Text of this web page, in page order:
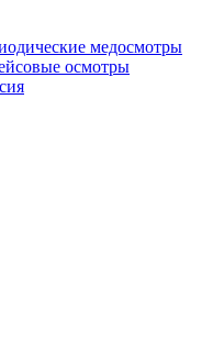
медосмотры
осмотры